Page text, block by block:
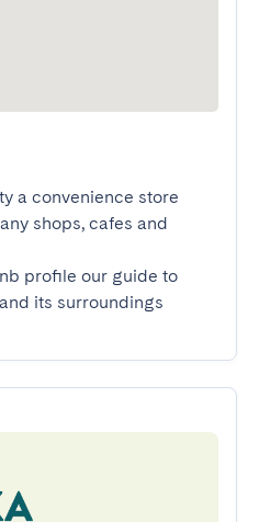
a convenience store
shops, cafes and
profile our guide to
its surroundings